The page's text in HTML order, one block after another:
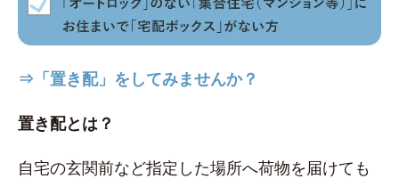
⇒「置き配」をしてみませんか？
置き配とは？
自宅の玄関前など指定した場所へ荷物を届けても